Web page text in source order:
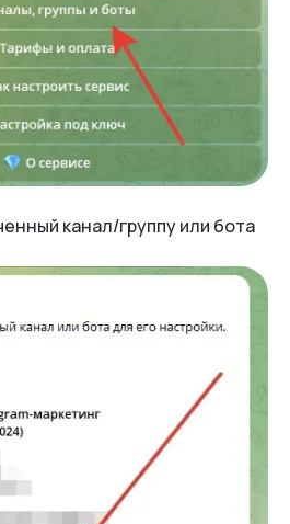
канал/группу или бота